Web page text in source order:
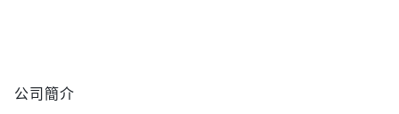
公司簡介